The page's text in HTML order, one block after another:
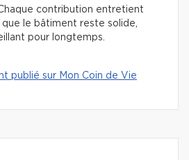
contribution entretient
le bâtiment reste solide,
pour longtemps.
publié sur Mon Coin de Vie